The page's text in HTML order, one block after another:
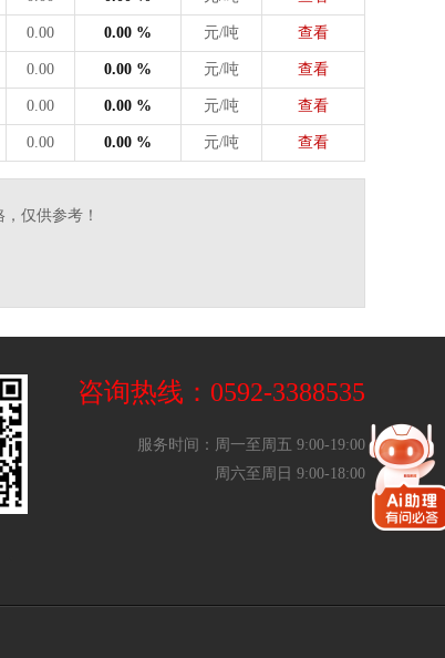
0.00 0.00 % 元/吨 查看
0.00 0.00 % 元/吨 查看
0.00 0.00 % 元/吨 查看
0.00 0.00 % 元/吨 查看
仅供参考！
咨询热线：0592-3388535
服务时间：周一至周五 9:00-19:00
周六至周日 9:00-18:00